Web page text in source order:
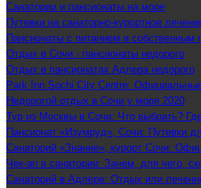
Санатории и пансионаты на море
Путевки на санаторно-курортное
Пансионаты с питанием и собственным
Отдых в Сочи - пансионаты недорого
Отдых в пансионатах Адлера недорого
Park Inn Sochi City Centre:
Недорогой отдых в Сочи у моря 2020
Тур из Москвы в Сочи: Что выбрать?
Пансионат «Изумруд», Сочи: Путевки
Санаторий «Знание», курорт Сочи:
Чек-ап в санатории: Зачем, для чего,
Санаторий в Адлере: Отдых или